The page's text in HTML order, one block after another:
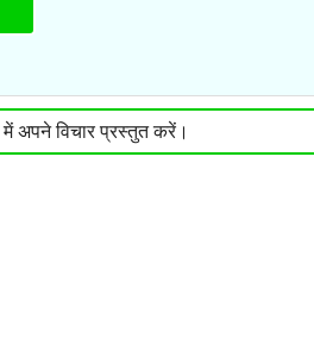
अपने विचार प्रस्तुत करें।